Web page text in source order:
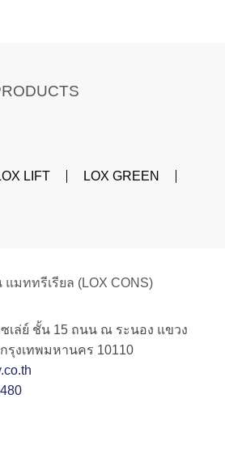
LIFT LOX GREEN
มททรีเรียล (LOX CONS)
เล่ย์ ชั้น 15 ถนน ณ ระนอง แขวง
รุงเทพมหานคร 10110